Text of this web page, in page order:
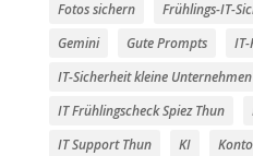
Fotos sichern
Frühlings-IT-
Gemini
Gute Prompts
IT-Sicherheit kleine Unternehmen
IT Frühlingscheck Spiez Thun
IT Support Thun
KI